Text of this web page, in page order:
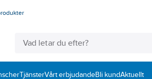
TjänsterVårt erbjudandeBli kundAktuellt